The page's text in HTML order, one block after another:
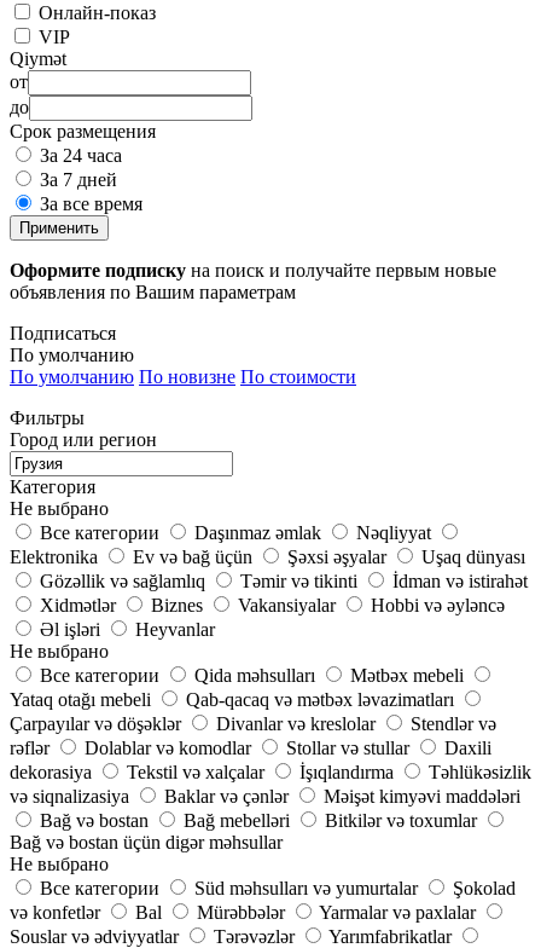
Онлайн-показ
VIP
Qiymət
от
до
Срок размещения
За 24 часа
За 7 дней
За все время
Применить
Оформите подписку на поиск и получайте первым новые
объявления по Вашим параметрам
Подписаться
По умолчанию
По умолчанию По новизне По стоимости
Фильтры
Город или регион
Категория
Не выбрано
Все категории
Daşınmaz əmlak
Nəqliyyat
Elektronika
Ev və bağ üçün Şəxsi əşyalar
Uşaq dünyası
Gözəllik və sağlamlıq
Təmir və tikinti
İdman və istirahət
Xidmətlər
Biznes Vakansiyalar
Hobbi və əyləncə
Əl işləri
Heyvanlar
Не выбрано
Все категории
Qida məhsulları
Mətbəx mebeli
Yataq otağı mebeli
Qab-qacaq və mətbəx ləvazimatları
Çarpayılar və döşəklər
Divanlar və kreslolar
Stendlər və
rəflər
Dolablar və komodlar Stollar və stullar
Daxili
dekorasiya
Tekstil və xalçalar İşıqlandırma
Təhlükəsizlik
və siqnalizasiya
Baklar və çənlər
Məişət kimyəvi maddələri
Bağ və bostan
Bağ mebelləri
Bitkilər və toxumlar
Bağ və bostan üçün digər məhsullar
Не выбрано
Все категории
Süd məhsulları və yumurtalar
Şokolad
və konfetlər
Bal Mürəbbələr
Yarmalar və paxlalar
Souslar və ədviyyatlar
Tərəvəzlər
Yarımfabrikatlar